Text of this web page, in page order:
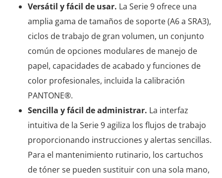
Versátil y fácil de usar. La Serie 9 ofrece una
amplia gama de tamaños de soporte (A6 a SRA3),
ciclos de trabajo de gran volumen, un conjunto
común de opciones modulares de manejo de
papel, capacidades de acabado y funciones de
color profesionales, incluida la calibración
PANTONE®.
Sencilla y fácil de administrar. La interfaz
intuitiva de la Serie 9 agiliza los flujos de trabajo
proporcionando instrucciones y alertas sencillas.
Para el mantenimiento rutinario, los cartuchos
de tóner se pueden sustituir con una sola mano,